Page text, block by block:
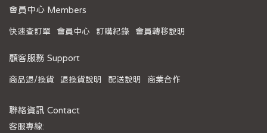
會員中心 Members
快速查訂單 會員中心 訂購紀錄 會員轉移說明
顧客服務 Support
商品退/換貨 退換貨說明 配送說明 商業合作
聯絡資訊 Contact
客服專線: